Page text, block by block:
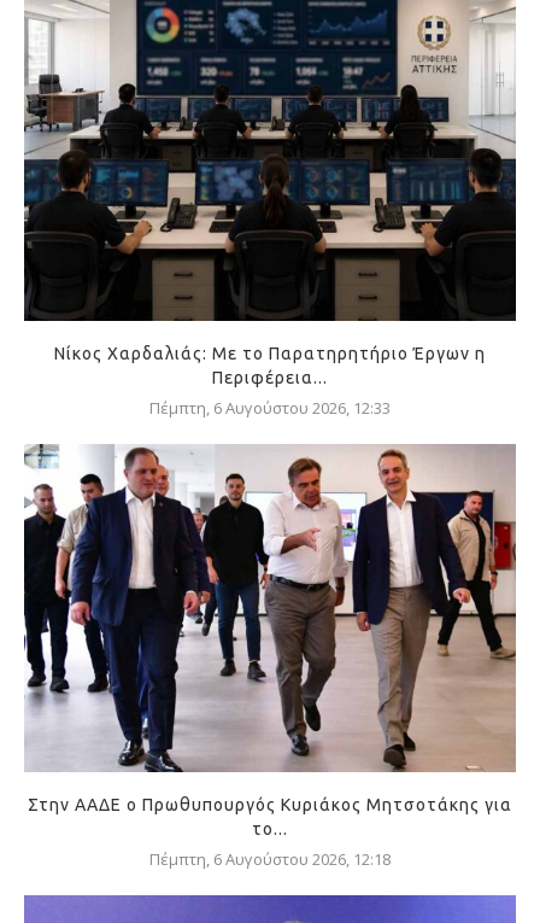
Νίκος Χαρδαλιάς: Με το Παρατηρητήριο Έργων η
Περιφέρεια...
Πέμπτη, 6 Αυγούστου 2026, 12:33
Στην ΑΑΔΕ ο Πρωθυπουργός Κυριάκος Μητσοτάκης για
το...
Πέμπτη, 6 Αυγούστου 2026, 12:18